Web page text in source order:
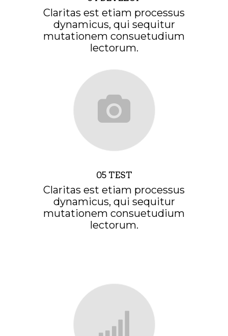
Claritas est etiam processus
dynamicus, qui sequitur
mutationem consuetudium
lectorum.
05 TEST
Claritas est etiam processus
dynamicus, qui sequitur
mutationem consuetudium
lectorum.